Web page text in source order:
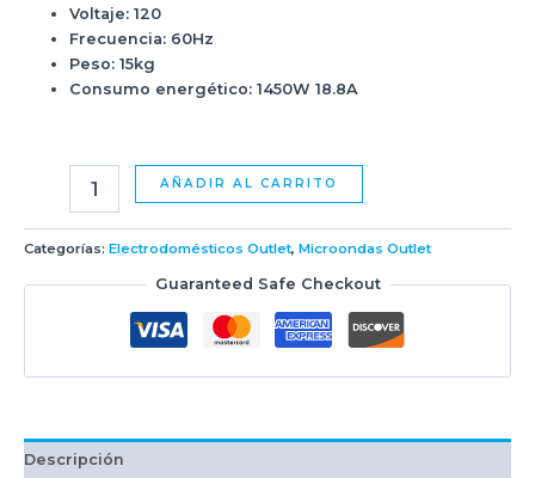
Voltaje: 120
Frecuencia: 60Hz
Peso: 15kg
Consumo energético: 1450W 18.8A
AÑADIR AL CARRITO
Categorías: Electrodomésticos Outlet, Microondas Outlet
Guaranteed Safe Checkout
Descripción